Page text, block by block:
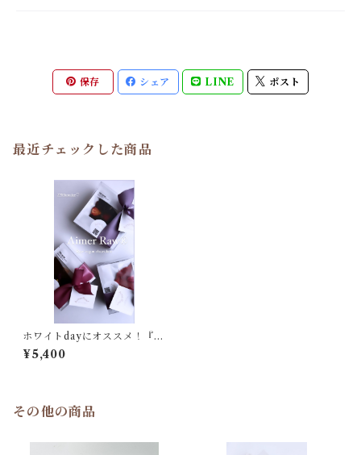
保存 シェア LINE ポスト
最近チェックした商品
ホワイトdayにオススメ！『エ
メローギフトBOX 6』6枚入
アソート
¥5,400
その他の商品